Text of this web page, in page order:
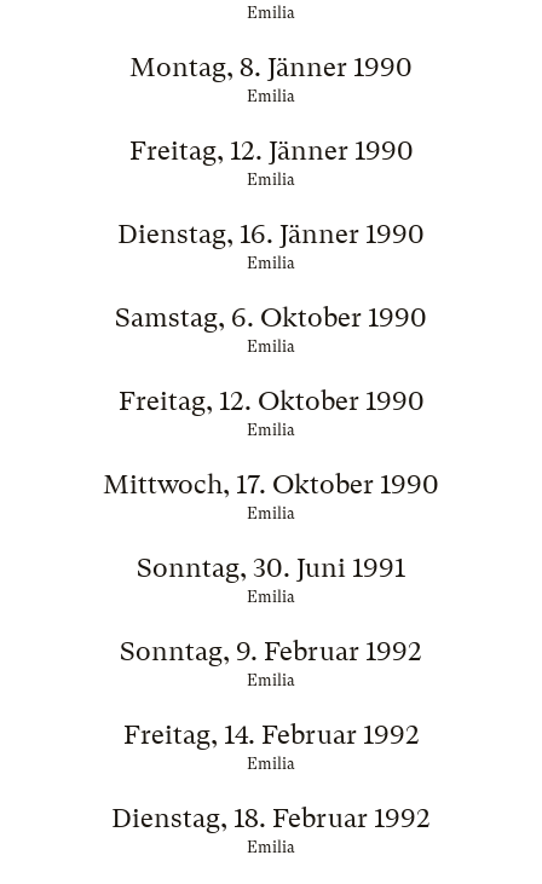
Emilia
Montag, 8. Jänner 1990
Emilia
Freitag, 12. Jänner 1990
Emilia
Dienstag, 16. Jänner 1990
Emilia
Samstag, 6. Oktober 1990
Emilia
Freitag, 12. Oktober 1990
Emilia
Mittwoch, 17. Oktober 1990
Emilia
Sonntag, 30. Juni 1991
Emilia
Sonntag, 9. Februar 1992
Emilia
Freitag, 14. Februar 1992
Emilia
Dienstag, 18. Februar 1992
Emilia